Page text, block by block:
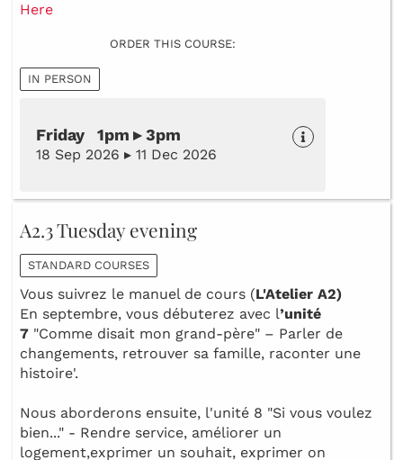
Here
ORDER THIS COURSE:
IN PERSON
Friday 1pm ▸ 3pm
18 Sep 2026 ▸ 11 Dec 2026
A2.3 Tuesday evening
STANDARD COURSES
Vous suivrez le manuel de cours (L'Atelier A2)
En septembre, vous débuterez avec l’unité
7 "Comme disait mon grand-père" – Parler de
changements, retrouver sa famille, raconter une
histoire'.
Nous aborderons ensuite, l'unité 8 "Si vous voulez
bien..." - Rendre service, améliorer un
logement,exprimer un souhait, exprimer on